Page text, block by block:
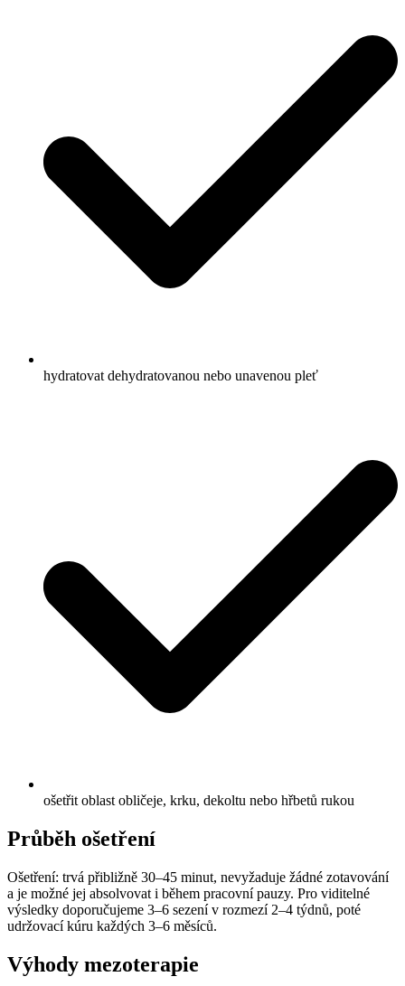
hydratovat dehydratovanou nebo unavenou pleť
ošetřit oblast obličeje, krku, dekoltu nebo hřbetů rukou
Průběh ošetření
Ošetření: trvá přibližně 30–45 minut, nevyžaduje žádné zotavování
a je možné jej absolvovat i během pracovní pauzy. Pro viditelné
výsledky doporučujeme 3–6 sezení v rozmezí 2–4 týdnů, poté
udržovací kúru každých 3–6 měsíců.
Výhody mezoterapie